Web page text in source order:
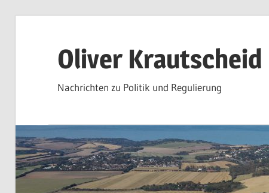
Oliver Krautscheid
Nachrichten zu Politik und Regulierung